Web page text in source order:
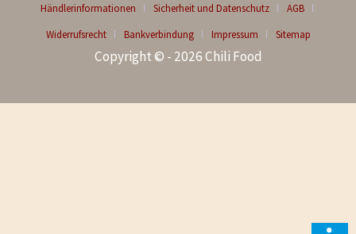
Händlerinformationen
Sicherheit und Datenschutz
AGB
Widerrufsrecht
Bankverbindung Impressum Sitemap
Copyright © - 2026 Chili Food